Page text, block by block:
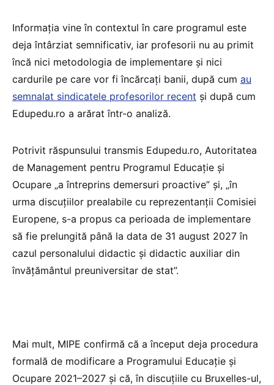
Informația vine în contextul în care programul este
deja întârziat semnificativ, iar profesorii nu au primit
încă nici metodologia de implementare și nici
cardurile pe care vor fi încărcați banii, după cum au
semnalat sindicatele profesorilor recent și după cum
Edupedu.ro a arărat într-o analiză.
Potrivit răspunsului transmis Edupedu.ro, Autoritatea
de Management pentru Programul Educație și
Ocupare „a întreprins demersuri proactive” și, „în
urma discuțiilor prealabile cu reprezentanții Comisiei
Europene, s-a propus ca perioada de implementare
să fie prelungită până la data de 31 august 2027 în
cazul personalului didactic şi didactic auxiliar din
învățământul preuniversitar de stat”.
Mai mult, MIPE confirmă că a început deja procedura
formală de modificare a Programului Educație și
Ocupare 2021–2027 și că, în discuțiile cu Bruxelles-ul,